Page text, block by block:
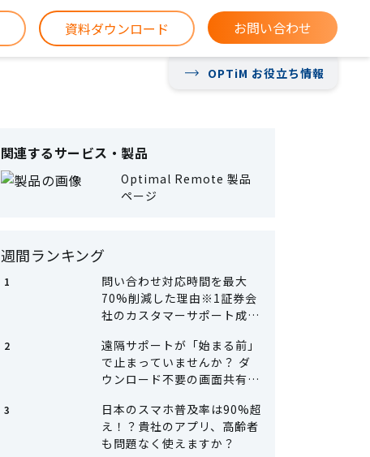
資料ダウンロード お問い合わせ
OPTiM お役立ち情報
関連するサービス・製品
Optimal Remote 製品
ページ
週間ランキング
問い合わせ対応時間を最大
70%削減した理由※1証券会
社のカスタマーサポート成功
遠隔サポートが「始まる前」
で止まっていませんか？ ダ
ウンロード不要の画面共有で
日本のスマホ普及率は90%超
え！？貴社のアプリ、高齢者
も問題なく使えますか？